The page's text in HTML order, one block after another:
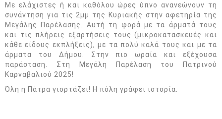
Με ελάχιστες ή και καθόλου ώρες ύπνο ανανεώνουν τη
συνάντηση για τις 2μμ της Κυριακής στην αφετηρία της
Μεγάλης Παρέλασης. Αυτή τη φορά με τα άρματά τους
και τις πλήρεις εξαρτήσεις τους (μικροκατασκευές και
κάθε είδους εκπλήξεις), με τα πολύ καλά τους και με τα
άρματα του Δήμου. Στην πιο ωραία και εξέχουσα
παράσταση. Στη Μεγάλη Παρέλαση του Πατρινού
Καρναβαλιού 2025!
Όλη η Πάτρα γιορτάζει! Η πόλη γράφει ιστορία.